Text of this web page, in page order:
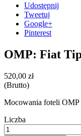
Udostępnij
Tweetuj
Google+
Pinterest
OMP: Fiat
520,00 zł
(Brutto)
Mocowania foteli OMP
Liczba